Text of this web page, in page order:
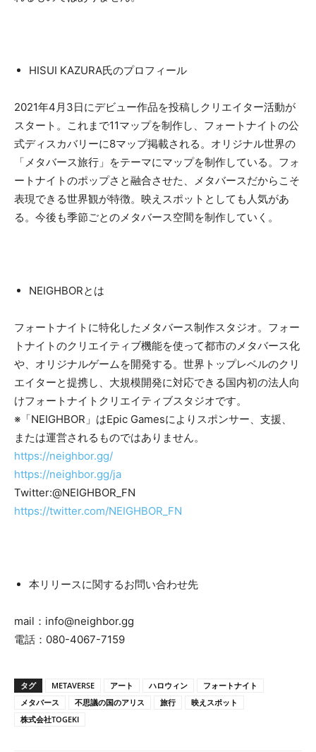
HISUI KAZURA氏のプロフィール
2021年4月3日にデビュー作品を投稿しクリエイター活動が
スタート。これまで11マップを制作し、フォートナイトの公
式ディスカバリーに8マップ掲載される。オリジナル世界の
「メタバース旅行」をテーマにマップを制作している。フォ
ートナイトのポップさと融合させた、メタバースだからこそ
表現できる世界観が特徴。映えスポットとしても人気があ
る。今後も季節ごとのメタバース空間を制作していく。
NEIGHBORとは
フォートナイトに特化したメタバース制作スタジオ。フォー
トナイトのクリエイティブ機能を使って都市のメタバース化
や、オリジナルゲームを開発する。世界トップレベルのクリ
エイターと提携し、大規模開発に対応できる国内初の法人向
けフォートナイトクリエイティブスタジオです。
※「NEIGHBOR」はEpic Gamesによりスポンサー、支援、
または運営されるものではありません。
https://neighbor.gg/
https://neighbor.gg/ja
Twitter:@NEIGHBOR_FN
https://twitter.com/NEIGHBOR_FN
本リリースに関するお問い合わせ先
mail：info@neighbor.gg
電話：080-4067-7159
タグ METAVERSE アート ハロウィン
フォートナイト
メタバース
不思議の国のアリス 旅行
映えスポット
株式会社TOGEKI